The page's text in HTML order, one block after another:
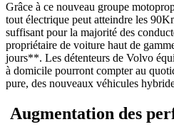
Grâce à ce nouveau groupe
tout électrique peut atteindre les
suffisant pour la majorité des
propriétaire de voiture haut de
jours**. Les détenteurs de Volvo
à domicile pourront compter au
pure, des nouveaux véhicules
Augmentation des